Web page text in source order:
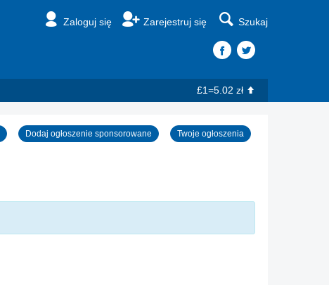
Zaloguj się Zarejestruj się Szukaj
£1=5.02 zł
Dodaj ogłoszenie sponsorowane Twoje ogłoszenia